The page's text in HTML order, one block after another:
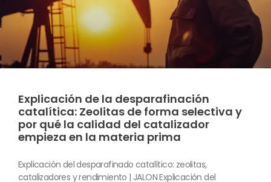
Explicación de la desparafinación
catalítica: Zeolitas de forma selectiva y
por qué la calidad del catalizador
empieza en la materia prima
Explicación del desparafinado catalítico: zeolitas,
catalizadores y rendimiento | JALON Explicación del